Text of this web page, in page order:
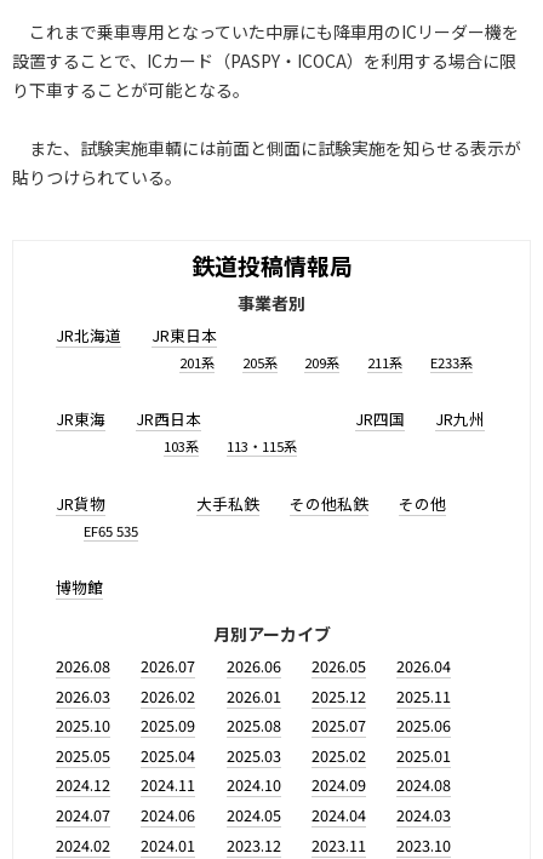
これまで乗車専用となっていた中扉にも降車用のICリーダー機を
設置することで、ICカード（PASPY・ICOCA）を利用する場合に限
り下車することが可能となる。
また、試験実施車輌には前面と側面に試験実施を知らせる表示が
貼りつけられている。
鉄道投稿情報局
事業者別
JR北海道 JR東日本
201系 205系 209系 211系 E233系
JR東海 JR西日本
103系 113・115系
JR四国 JR九州
JR貨物
EF65 535
大手私鉄 その他私鉄 その他
博物館
月別アーカイブ
2026.08 2026.07 2026.06 2026.05
2026.04
2026.03
2026.02 2026.01 2025.12
2025.11
2025.10
2025.09 2025.08 2025.07
2025.06
2025.05
2025.04 2025.03 2025.02
2025.01
2024.12
2024.11 2024.10 2024.09
2024.08
2024.07
2024.06 2024.05 2024.04
2024.03
2024.02
2024.01 2023.12 2023.11
2023.10